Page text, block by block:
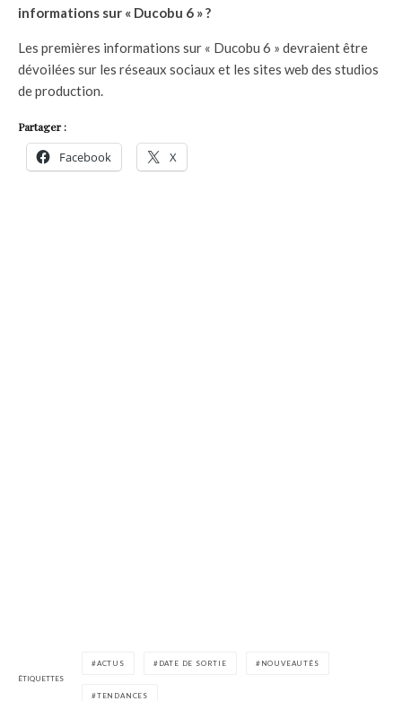
informations sur « Ducobu 6 » ?
Les premières informations sur « Ducobu 6 » devraient être
dévoilées sur les réseaux sociaux et les sites web des studios
de production.
Partager :
Facebook X
ÉTIQUETTES
ACTUS DATE DE SORTIE NOUVEAUTÉS
TENDANCES